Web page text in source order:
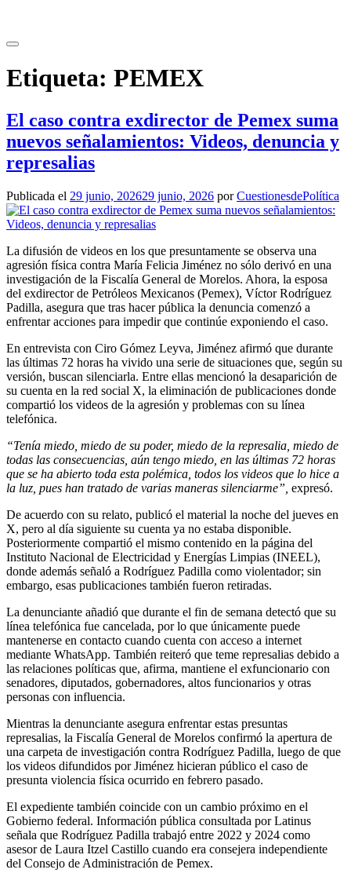
contenido
Etiqueta: PEMEX
El caso contra exdirector de Pemex suma
nuevos señalamientos: Videos, denuncia y
represalias
Publicada el 29 junio, 202629 junio, 2026 porCuestionesdePolítica
La difusión de videos en los que presuntamente se observa una
agresión física contra María Felicia Jiménez no sólo derivó en una
investigación de la Fiscalía General de Morelos. Ahora, la esposa
del exdirector de Petróleos Mexicanos (Pemex), Víctor Rodríguez
Padilla, asegura que tras hacer pública la denuncia comenzó a
enfrentar acciones para impedir que continúe exponiendo el caso.
En entrevista con Ciro Gómez Leyva, Jiménez afirmó que durante
las últimas 72 horas ha vivido una serie de situaciones que, según su
versión, buscan silenciarla. Entre ellas mencionó la desaparición de
su cuenta en la red social X, la eliminación de publicaciones donde
compartió los videos de la agresión y problemas con su línea
telefónica.
“Tenía miedo, miedo de su poder, miedo de la represalia, miedo de
todas las consecuencias, aún tengo miedo, en las últimas 72 horas
que se ha abierto toda esta polémica, todos los videos que lo hice a
la luz, pues han tratado de varias maneras silenciarme”, expresó.
De acuerdo con su relato, publicó el material la noche del jueves en
X, pero al día siguiente su cuenta ya no estaba disponible.
Posteriormente compartió el mismo contenido en la página del
Instituto Nacional de Electricidad y Energías Limpias (INEEL),
donde además señaló a Rodríguez Padilla como violentador; sin
embargo, esas publicaciones también fueron retiradas.
La denunciante añadió que durante el fin de semana detectó que su
línea telefónica fue cancelada, por lo que únicamente puede
mantenerse en contacto cuando cuenta con acceso a internet
mediante WhatsApp. También reiteró que teme represalias debido a
las relaciones políticas que, afirma, mantiene el exfuncionario con
senadores, diputados, gobernadores, altos funcionarios y otras
personas con influencia.
Mientras la denunciante asegura enfrentar estas presuntas
represalias, la Fiscalía General de Morelos confirmó la apertura de
una carpeta de investigación contra Rodríguez Padilla, luego de que
los videos difundidos por Jiménez hicieran público el caso de
presunta violencia física ocurrido en febrero pasado.
El expediente también coincide con un cambio próximo en el
Gobierno federal. Información pública consultada por Latinus
señala que Rodríguez Padilla trabajó entre 2022 y 2024 como
asesor de Laura Itzel Castillo cuando era consejera independiente
del Consejo de Administración de Pemex.